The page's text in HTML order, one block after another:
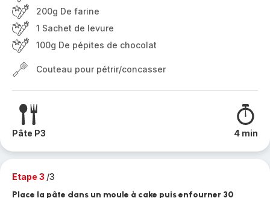
200g De farine
1 Sachet de levure
100g De pépites de chocolat
Couteau pour pétrir/concasser
Pâte P3 4 min
Etape 3 /3
Place la pâte dans un moule à cake puis enfourner 30